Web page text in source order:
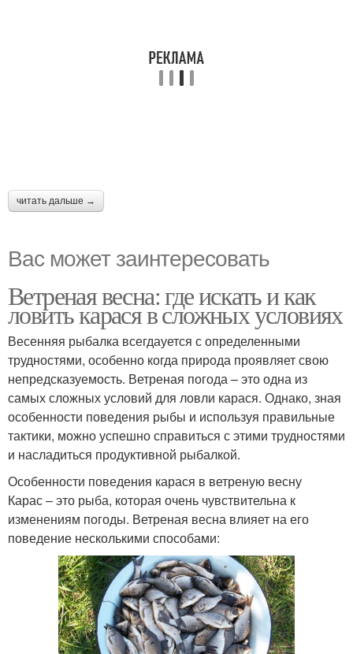
читать дальше →
Вас может заинтересовать
Ветреная весна: где искать и как
ловить карася в сложных условиях
Весенняя рыбалка всегдауется с определенными
трудностями, особенно когда природа проявляет свою
непредсказуемость. Ветреная погода – это одна из
самых сложных условий для ловли карася. Однако, зная
особенности поведения рыбы и используя правильные
тактики, можно успешно справиться с этими трудностями
и насладиться продуктивной рыбалкой.
Особенности поведения карася в ветреную весну
Карас – это рыба, которая очень чувствительна к
изменениям погоды. Ветреная весна влияет на его
поведение несколькими способами: